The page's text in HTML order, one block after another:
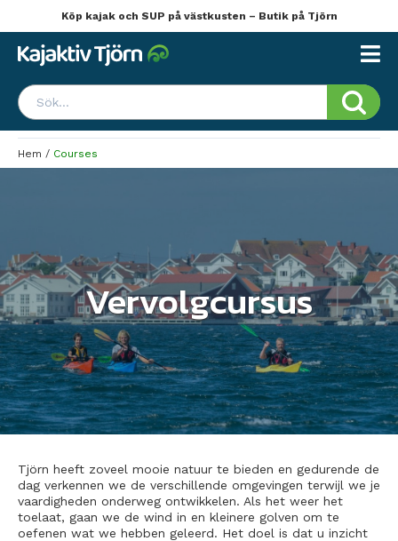
Köp kajak och SUP på västkusten – Butik på Tjörn
Hem / Courses
Vervolgcursus
Tjörn heeft zoveel mooie natuur te bieden en gedurende de
dag verkennen we de verschillende omgevingen terwijl we je
vaardigheden onderweg ontwikkelen. Als het weer het
toelaat, gaan we de wind in en kleinere golven om te
oefenen wat we hebben geleerd. Het doel is dat u inzicht